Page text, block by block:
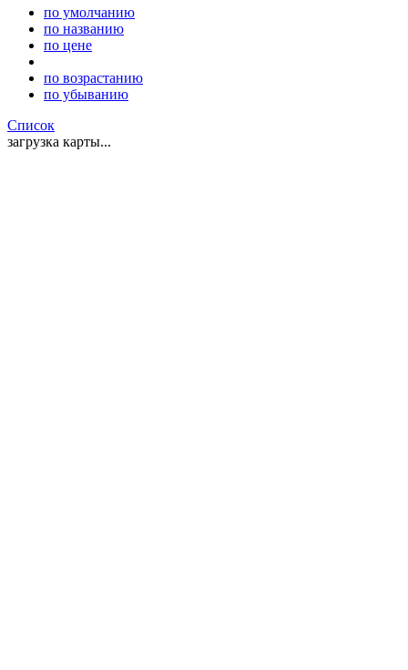
по умолчанию
по названию
по цене
по возрастанию
по убыванию
Список
загрузка карты...